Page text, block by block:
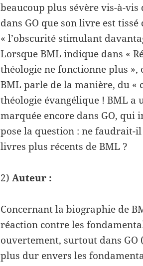
beaucoup plus sévère vis-à-
dans GO que son livre est
« l’obscurité stimulant
Lorsque BML indique dans «
théologie ne fonctionne plus
BML parle de la manière, du «
théologie évangélique ! BML a
marquée encore dans GO, qui
pose la question : ne faudrait-
livres plus récents de BML ?
2)Auteur :
Concernant la biographie de
réaction contre les
ouvertement, surtout dans GO
plus dur envers les